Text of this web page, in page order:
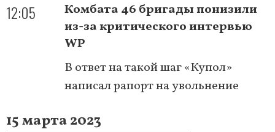
12:05
Комбата 46 бригады понизили
из-за критического интервью
WP
В ответ на такой шаг «Купол»
написал рапорт на увольнение
15 марта 2023